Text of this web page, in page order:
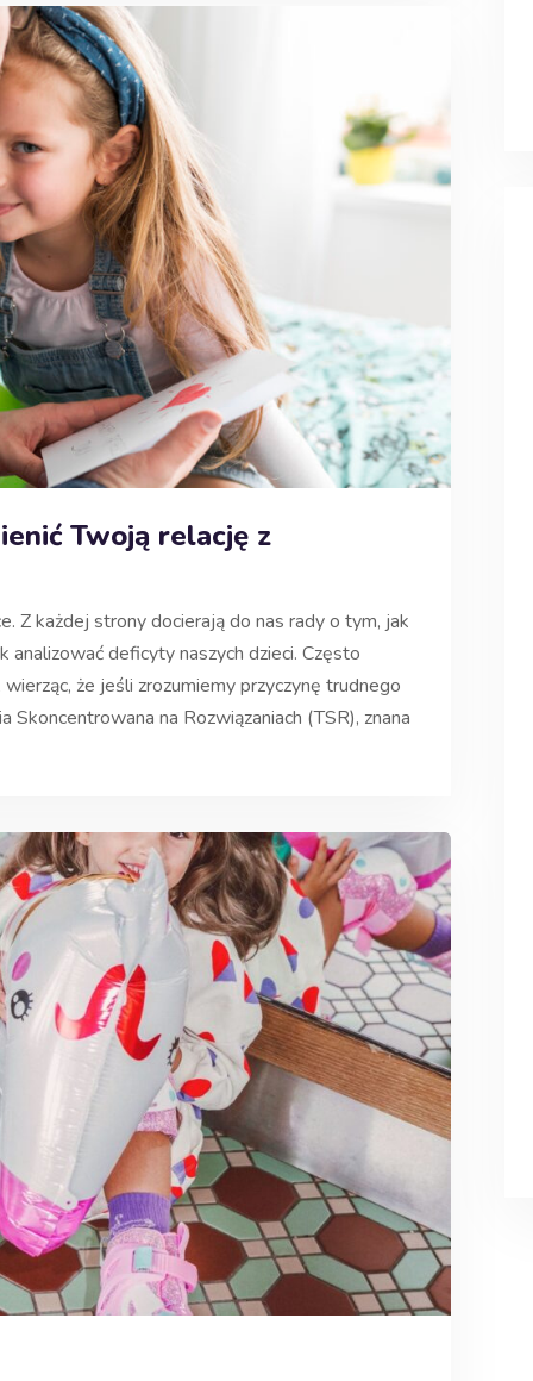
Twoją relację z
Z każdej strony docierają do nas rady o tym, jak
analizować deficyty naszych dzieci. Często
że jeśli zrozumiemy przyczynę trudnego
Skoncentrowana na Rozwiązaniach (TSR), znana